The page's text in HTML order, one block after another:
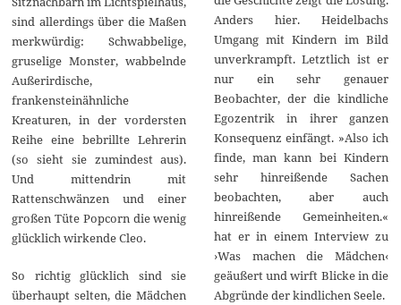
sind allerdings über die Maßen
merkwürdig: Schwabbelige,
gruselige Monster, wabbelnde
Außerirdische,
frankensteinähnliche
Kreaturen, in der vordersten
Reihe eine bebrillte Lehrerin
(so sieht sie zumindest aus).
Und mittendrin mit
Rattenschwänzen und einer
großen Tüte Popcorn die wenig
glücklich wirkende Cleo.
So richtig glücklich sind sie
überhaupt selten, die Mädchen
Anders hier. Heidelbachs
Umgang mit Kindern im Bild
unverkrampft. Letztlich ist er
nur ein sehr genauer
Beobachter, der die kindliche
Egozentrik in ihrer ganzen
Konsequenz einfängt. »Also ich
finde, man kann bei Kindern
sehr hinreißende Sachen
beobachten, aber auch
hinreißende Gemeinheiten.«
hat er in einem Interview zu
›Was machen die Mädchen‹
geäußert und wirft Blicke in die
Abgründe der kindlichen Seele.